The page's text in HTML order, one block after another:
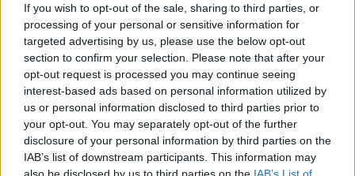
If you wish to opt-out of the sale, sharing to third parties, or
processing of your personal or sensitive information for
targeted advertising by us, please use the below opt-out
section to confirm your selection. Please note that after your
opt-out request is processed you may continue seeing
interest-based ads based on personal information utilized by
us or personal information disclosed to third parties prior to
your opt-out. You may separately opt-out of the further
disclosure of your personal information by third parties on the
IAB’s list of downstream participants. This information may
Henrique Lopes
Related Posts